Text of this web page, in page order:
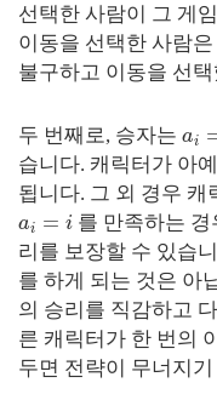
선택한 사람이 그 게
이동을 선택한 사람
불구하고 이동을 선
두 번째로, 승자는 ai
습니다. 캐릭터가 아
됩니다. 그 외 경우 캐
ai = i 를 만족하는
리를 보장할 수 있습
를 하게 되는 것은 아
의 승리를 직감하고
른 캐릭터가 한 번의
두면 전략이 무너지